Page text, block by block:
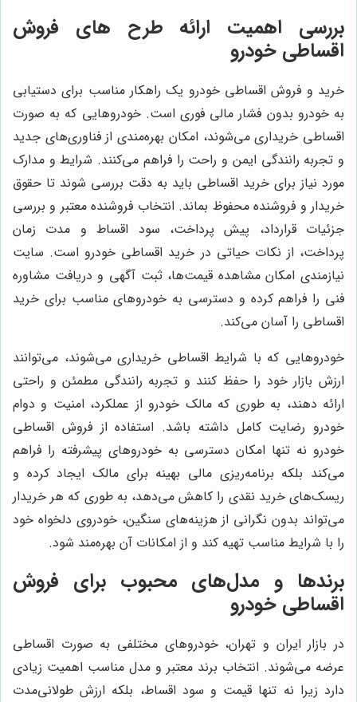
بررسی اهمیت ارائه طرح های فروش
اقساطی خودرو
خرید و فروش اقساطی خودرو یک راهکار مناسب برای دستیابی
به خودرو بدون فشار مالی فوری است. خودروهایی که به صورت
اقساطی خریداری می‌شوند، امکان بهره‌مندی از فناوری‌های جدید
و تجربه رانندگی ایمن و راحت را فراهم می‌کنند. شرایط و مدارک
مورد نیاز برای خرید اقساطی باید به دقت بررسی شوند تا حقوق
خریدار و فروشنده محفوظ بماند. انتخاب فروشنده معتبر و بررسی
جزئیات قرارداد، پیش پرداخت، سود اقساط و مدت زمان
پرداخت، از نکات حیاتی در خرید اقساطی خودرو است. سایت
نیازمندی امکان مشاهده قیمت‌ها، ثبت آگهی و دریافت مشاوره
فنی را فراهم کرده و دسترسی به خودروهای مناسب برای خرید
اقساطی را آسان می‌کند.
خودروهایی که با شرایط اقساطی خریداری می‌شوند، می‌توانند
ارزش بازار خود را حفظ کنند و تجربه رانندگی مطمئن و راحتی
ارائه دهند، به طوری که مالک خودرو از عملکرد، امنیت و دوام
خودرو رضایت کامل داشته باشد. استفاده از فروش اقساطی
خودرو نه تنها امکان دسترسی به خودروهای پیشرفته را فراهم
می‌کند بلکه برنامه‌ریزی مالی بهینه برای مالک ایجاد کرده و
ریسک‌های خرید نقدی را کاهش می‌دهد، به طوری که هر خریدار
می‌تواند بدون نگرانی از هزینه‌های سنگین، خودروی دلخواه خود
را با شرایط مناسب تهیه کند و از امکانات آن بهره‌مند شود.
برندها و مدل‌های محبوب برای فروش
اقساطی خودرو
در بازار ایران و تهران، خودروهای مختلفی به صورت اقساطی
عرضه می‌شوند. انتخاب برند معتبر و مدل مناسب اهمیت زیادی
دارد زیرا نه تنها قیمت و سود اقساط، بلکه ارزش طولانی‌مدت